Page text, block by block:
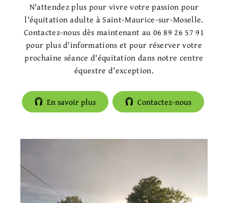
N'attendez plus pour vivre votre passion pour
l'équitation adulte à Saint-Maurice-sur-Moselle.
Contactez-nous dès maintenant au 06 89 26 57 91
pour plus d'informations et pour réserver votre
prochaine séance d'équitation dans notre centre
équestre d'exception.
En savoir plus Contactez-nous